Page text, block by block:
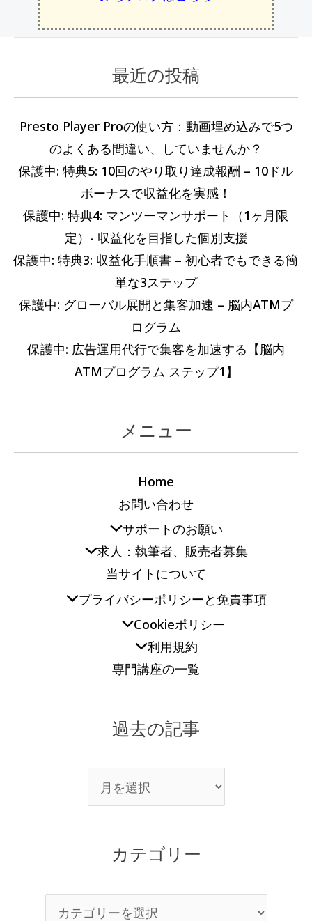
最近の投稿
Presto Player Proの使い方：動画埋め込みで5つ
のよくある間違い、していませんか？
保護中: 特典5: 10回のやり取り達成報酬 – 10ドル
ボーナスで収益化を実感！
保護中: 特典4: マンツーマンサポート（1ヶ月限
定）- 収益化を目指した個別支援
保護中: 特典3: 収益化手順書 – 初心者でもできる簡
単な3ステップ
保護中: グローバル展開と集客加速 – 脳内ATMプ
ログラム
保護中: 広告運用代行で集客を加速する【脳内
ATMプログラム ステップ1】
メニュー
Home
お問い合わせ
サポートのお願い
求人：執筆者、販売者募集
当サイトについて
プライバシーポリシーと免責事項
Cookieポリシー
利用規約
専門講座の一覧
過去の記事
去
記
事
カテゴリー
テ
ー